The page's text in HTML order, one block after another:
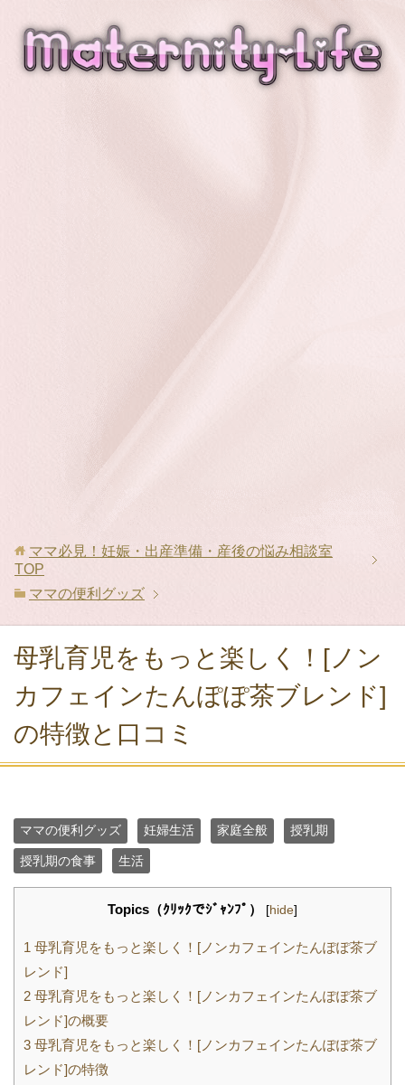
ママ必見！妊娠・出産準備・産後の悩み相談室
TOP
ママの便利グッズ
母乳育児をもっと楽しく！[ノン
カフェインたんぽぽ茶ブレンド]
の特徴と口コミ
ママの便利グッズ 妊婦生活 家庭全般 授乳期
授乳期の食事 生活
Topics（ｸﾘｯｸでｼﾞｬﾝﾌﾟ） [hide]
1 母乳育児をもっと楽しく！[ノンカフェインたんぽぽ茶ブ
レンド]
2 母乳育児をもっと楽しく！[ノンカフェインたんぽぽ茶ブ
レンド]の概要
3 母乳育児をもっと楽しく！[ノンカフェインたんぽぽ茶ブ
レンド]の特徴